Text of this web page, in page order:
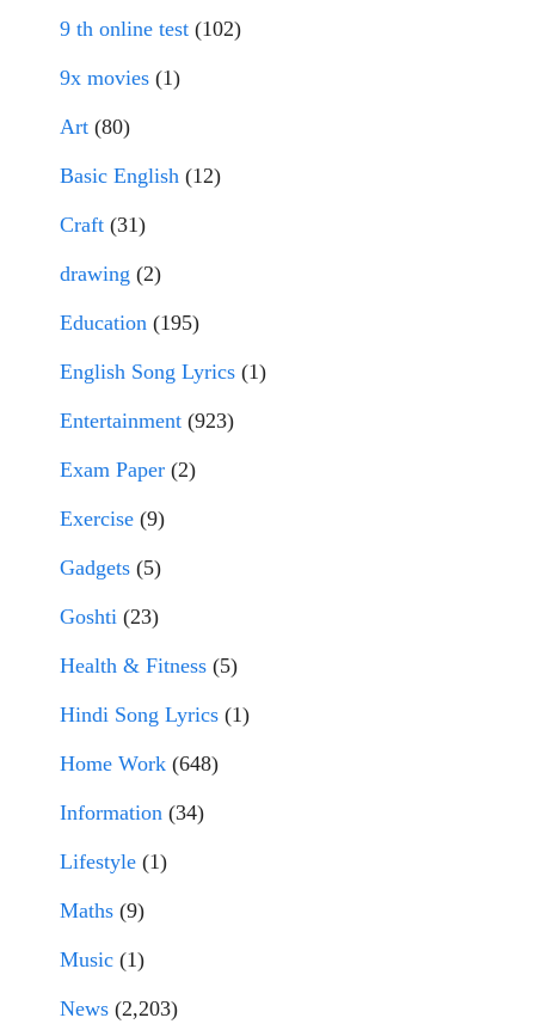
9 th online test (102)
9x movies (1)
Art (80)
Basic English (12)
Craft (31)
drawing (2)
Education (195)
English Song Lyrics (1)
Entertainment (923)
Exam Paper (2)
Exercise (9)
Gadgets (5)
Goshti (23)
Health & Fitness (5)
Hindi Song Lyrics (1)
Home Work (648)
Information (34)
Lifestyle (1)
Maths (9)
Music (1)
News (2,203)